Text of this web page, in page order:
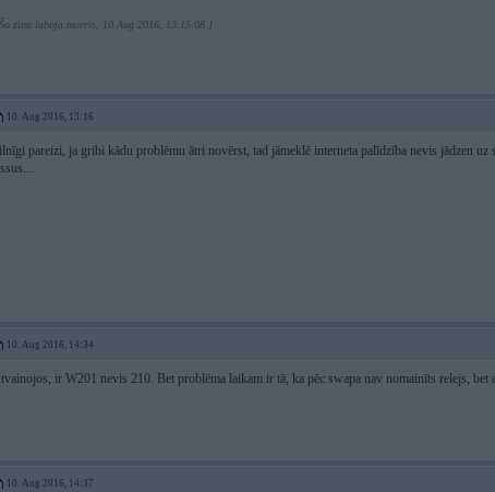
ziņu laboja morris, 10 Aug 2016, 13:15:08 ]
10. Aug 2016, 13:16
pareizi, ja gribi kādu problēmu ātri novērst, tad jāmeklē interneta palīdzība nevis jādzen uz
10. Aug 2016, 14:34
ir W201 nevis 210. Bet problēma laikam ir tā, ka pēc swapa nav nomainīts relejs, bet
10. Aug 2016, 14:37